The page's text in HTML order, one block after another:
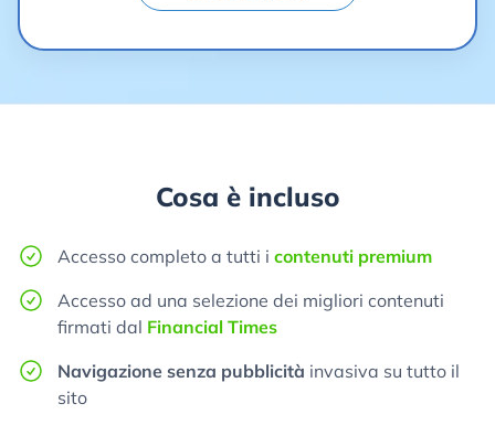
Cosa è incluso
Accesso completo a tutti i contenuti premium
Accesso ad una selezione dei migliori contenuti
firmati dal Financial Times
Navigazione senza pubblicità invasiva su tutto il
sito